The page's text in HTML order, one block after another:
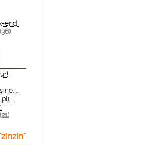
end!
36)
...
...
21)